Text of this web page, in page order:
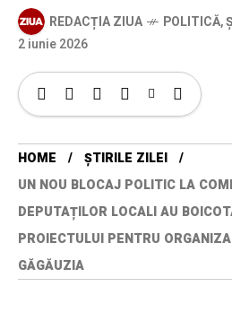
REDACȚIA ZIUA POLITICĂ,
2 iunie 2026
HOME
ȘTIRILE ZILEI
UN NOU BLOCAJ POLITIC LA
DEPUTAȚILOR LOCALI AU
PROIECTULUI PENTRU
GĂGĂUZIA